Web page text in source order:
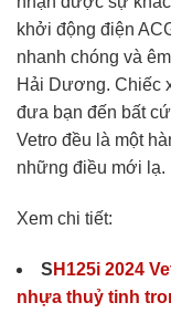
khởi động điện
nhanh chóng và
Hải Dương. Chiếc
đưa bạn đến bất
Vetro đều là một
những điều mới lạ.
Xem chi tiết:
S H125i 2024
nhựa thuỷ tinh